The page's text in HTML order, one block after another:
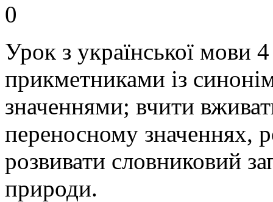
0
Урок з української мови
прикметниками із
значеннями; вчити
переносному значеннях,
розвивати словниковий
природи.